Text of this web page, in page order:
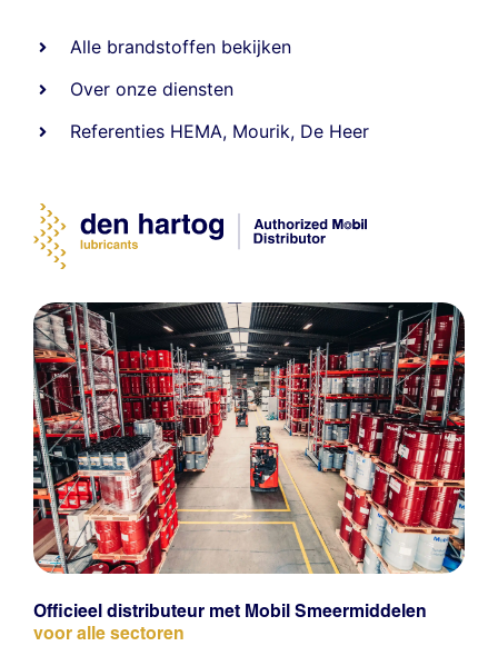
Alle brandstoffen bekijken
Over onze diensten
Referenties HEMA, Mourik, De Heer
Officieel distributeur met Mobil Smeermiddelen
voor alle sectoren